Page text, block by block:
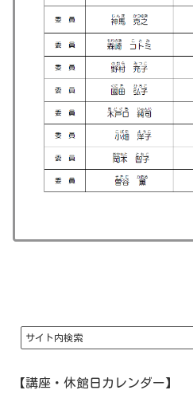
サイト内検索
【講座・休館日カレンダー】